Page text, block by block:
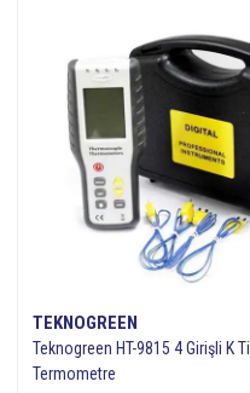
TEKNOGREEN
Teknogreen HT-9815 4 Girişli K
Termometre